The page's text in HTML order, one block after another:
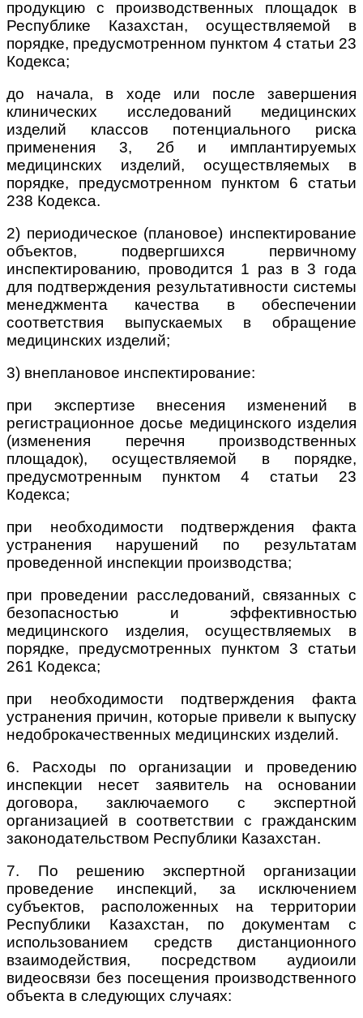
продукцию с производственных площадок в
Республике Казахстан, осуществляемой в
порядке, предусмотренном пунктом 4 статьи 23
Кодекса;
до начала, в ходе или после завершения
клинических исследований медицинских
изделий классов потенциального риска
применения 3, 2б и имплантируемых
медицинских изделий, осуществляемых в
порядке, предусмотренном пунктом 6 статьи
238 Кодекса.
2) периодическое (плановое) инспектирование
объектов, подвергшихся первичному
инспектированию, проводится 1 раз в 3 года
для подтверждения результативности системы
менеджмента качества в обеспечении
соответствия выпускаемых в обращение
медицинских изделий;
3) внеплановое инспектирование:
при экспертизе внесения изменений в
регистрационное досье медицинского изделия
(изменения перечня производственных
площадок), осуществляемой в порядке,
предусмотренным пунктом 4 статьи 23
Кодекса;
при необходимости подтверждения факта
устранения нарушений по результатам
проведенной инспекции производства;
при проведении расследований, связанных с
безопасностью и эффективностью
медицинского изделия, осуществляемых в
порядке, предусмотренных пунктом 3 статьи
261 Кодекса;
при необходимости подтверждения факта
устранения причин, которые привели к выпуску
недоброкачественных медицинских изделий.
6. Расходы по организации и проведению
инспекции несет заявитель на основании
договора, заключаемого с экспертной
организацией в соответствии с гражданским
законодательством Республики Казахстан.
7. По решению экспертной организации
проведение инспекций, за исключением
субъектов, расположенных на территории
Республики Казахстан, по документам с
использованием средств дистанционного
взаимодействия, посредством аудиоили
видеосвязи без посещения производственного
объекта в следующих случаях: